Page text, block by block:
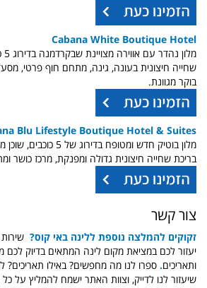
Cabana White Boutique Hotel
שחייה חיצונית בעונה, גינה, מתחם חוף פרטי,
בוקר מגוונת.
Blu Lifestyle Boutique Hotel & Suites
מלון בוטיק חדש ומטופח
בריכת שחייה חיצונית גדולה ומפנקת, מרכז כושר
צור קשר
זקוקים להמלצה נוספת ללינה באי קוס?
יעזור לכם במציאת מקום לינה המתאים בדיוק לכם
ותאריכים. ספרו לנו מה מחפשים? באילו תאריכים?
שיעזור לנו לדייק, וצוות האתר ישמח להמליץ על